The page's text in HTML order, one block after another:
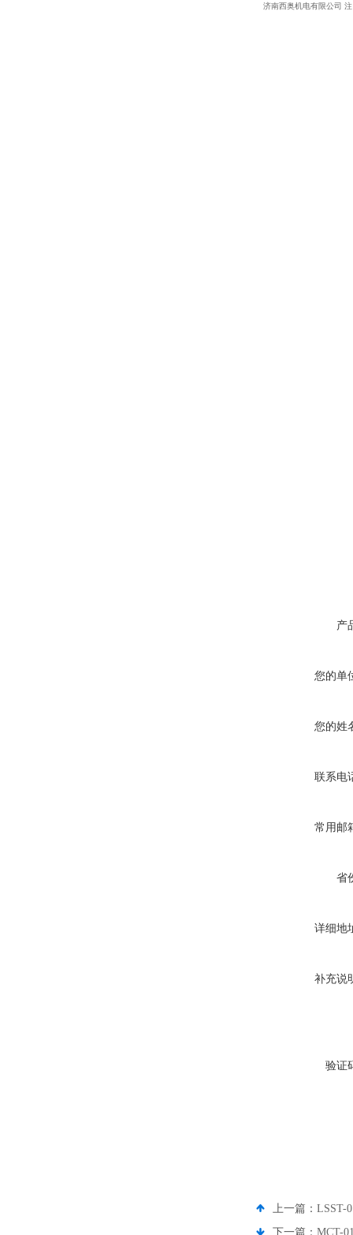
济南西奥机电有限公司 注
产
您的单
您的姓
联系电
常用邮
省
详细地
补充说
验证
上一篇： LSST-
下一篇： MCT-